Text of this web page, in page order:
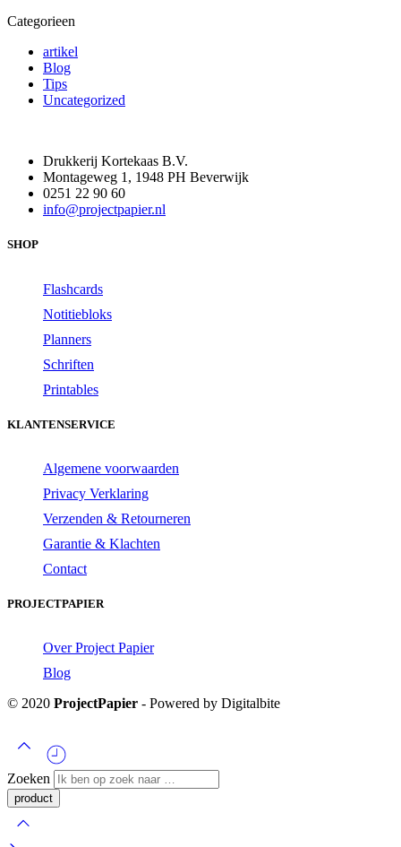
Categorieen
artikel
Blog
Tips
Uncategorized
Drukkerij Kortekaas B.V.
Montageweg 1, 1948 PH Beverwijk
0251 22 90 60
info@projectpapier.nl
SHOP
Flashcards
Notitiebloks
Planners
Schriften
Printables
KLANTENSERVICE
Algemene voorwaarden
Privacy Verklaring
Verzenden & Retourneren
Garantie & Klachten
Contact
PROJECTPAPIER
Over Project Papier
Blog
© 2020 ProjectPapier - Powered by Digitalbite
Zoeken